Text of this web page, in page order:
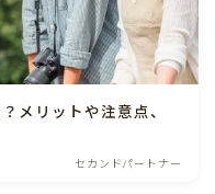
メリットや注意点、
セカンドパートナー